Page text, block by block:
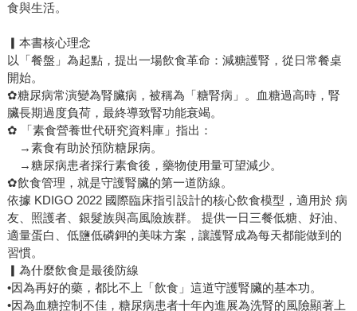
食與生活。
▎本書核心理念
以「餐盤」為起點，提出一場飲食革命：減糖護腎，從日常餐桌
開始。
✿糖尿病常演變為腎臟病，被稱為「糖腎病」。血糖過高時，腎
臟長期過度負荷，最終導致腎功能衰竭。
✿ 「素食營養世代研究資料庫」指出：
→素食有助於預防糖尿病。
→糖尿病患者採行素食後，藥物使用量可望減少。
✿飲食管理，就是守護腎臟的第一道防線。
依據 KDIGO 2022 國際臨床指引設計的核心飲食模型，適用於 病
友、照護者、銀髮族與高風險族群。 提供一日三餐低糖、好油、
適量蛋白、低鹽低磷鉀的美味方案，讓護腎成為每天都能做到的
習慣。
▎為什麼飲食是最後防線
•因為再好的藥，都比不上「飲食」這道守護腎臟的基本功。
•因為血糖控制不佳，糖尿病患者十年內進展為洗腎的風險顯著上